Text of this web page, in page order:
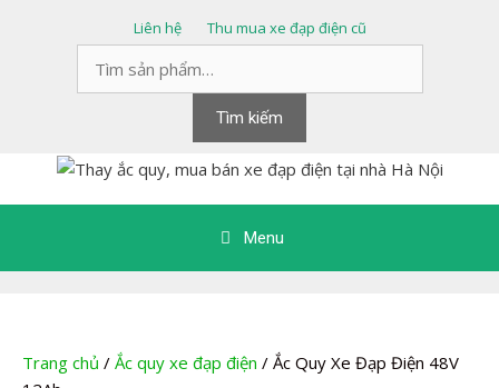
Liên hệ
Thu mua xe đạp điện cũ
kiếm:
Tìm kiếm
Menu
Trang chủ / Ắc quy xe đạp điện / Ắc Quy Xe Đạp Điện 48V